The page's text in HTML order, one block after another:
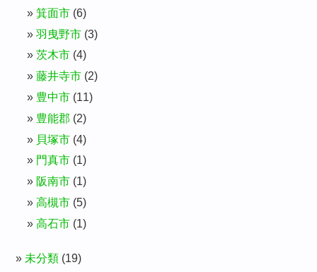
箕面市 (6)
羽曳野市 (3)
茨木市 (4)
藤井寺市 (2)
豊中市 (11)
豊能郡 (2)
貝塚市 (4)
門真市 (1)
阪南市 (1)
高槻市 (5)
高石市 (1)
未分類 (19)